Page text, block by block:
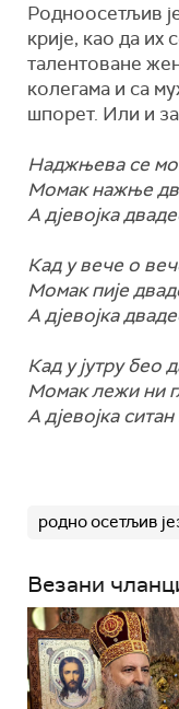
Родноосетљив
крије, као да их
талентоване
колегама и са
шпорет. Или и за
Наджњева се
Момак нажње
А дјевојка
Кад у вече о
Момак пије
А дјевојка
Кад у јутру бео
Момак лежи ни
А дјевојка
родно осетљив
Везани